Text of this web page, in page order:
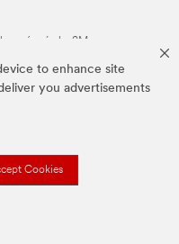
to enhance site
you advertisements
Cookies
známky 3M.